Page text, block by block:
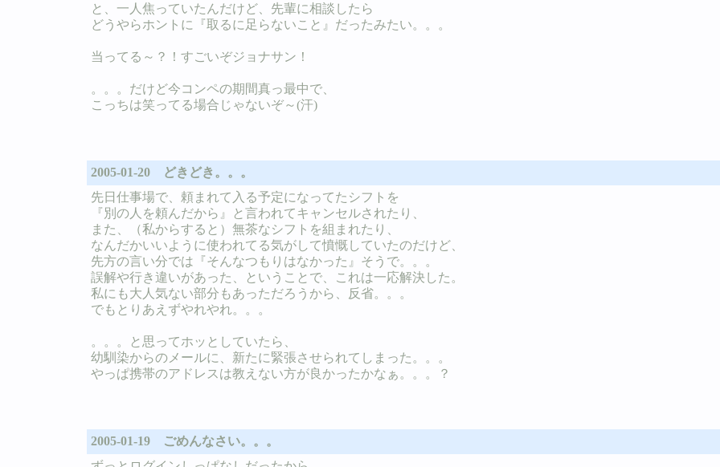
と、一人焦っていたんだけど、先輩に相談したら
どうやらホントに『取るに足らないこと』だったみたい。。。
当ってる～？！すごいぞジョナサン！
。。。だけど今コンペの期間真っ最中で、
こっちは笑ってる場合じゃないぞ～(汗)
2005-01-20 どきどき。。。
先日仕事場で、頼まれて入る予定になってたシフトを
『別の人を頼んだから』と言われてキャンセルされたり、
また、（私からすると）無茶なシフトを組まれたり、
なんだかいいように使われてる気がして憤慨していたのだけど、
先方の言い分では『そんなつもりはなかった』そうで。。。
誤解や行き違いがあった、ということで、これは一応解決した。
私にも大人気ない部分もあっただろうから、反省。。。
でもとりあえずやれやれ。。。
。。。と思ってホッとしていたら、
幼馴染からのメールに、新たに緊張させられてしまった。。。
やっぱ携帯のアドレスは教えない方が良かったかなぁ。。。？
2005-01-19 ごめんなさい。。。